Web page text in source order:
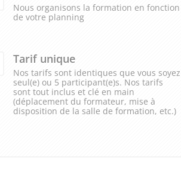
Nous organisons la formation en fonction
de votre planning
Tarif unique
Nos tarifs sont identiques que vous soyez
seul(e) ou 5 participant(e)s. Nos tarifs
sont tout inclus et clé en main
(déplacement du formateur, mise à
disposition de la salle de formation, etc.)